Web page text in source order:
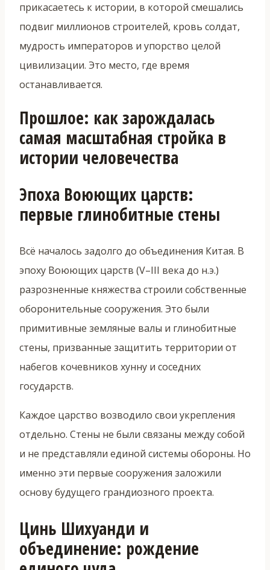
прикасаетесь к истории, в которой смешались
подвиг миллионов строителей, кровь солдат,
мудрость императоров и упорство целой
цивилизации. Это место, где время
останавливается.
Прошлое: как зарождалась
самая масштабная стройка в
истории человечества
Эпоха Воюющих царств:
первые глинобитные стены
Всё началось задолго до объединения Китая. В
эпоху Воюющих царств (V–III века до н.э.)
разрозненные княжества строили собственные
оборонительные сооружения. Это были
примитивные земляные валы и глинобитные
стены, призванные защитить территории от
набегов кочевников хунну и соседних
государств.
Каждое царство возводило свои укрепления
отдельно. Стены не были связаны между собой
и не представляли единой системы обороны. Но
именно эти первые сооружения заложили
основу будущего грандиозного проекта.
Цинь Шихуанди и
объединение: рождение